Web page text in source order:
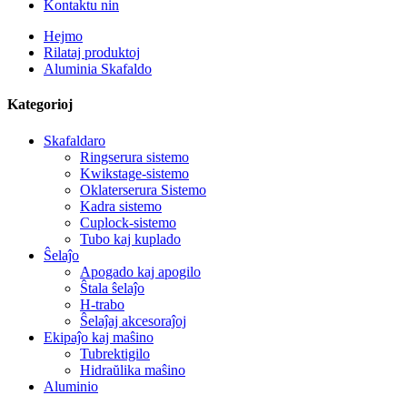
Kontaktu nin
Hejmo
Rilataj produktoj
Aluminia Skafaldo
Kategorioj
Skafaldaro
Ringserura sistemo
Kwikstage-sistemo
Oklaterserura Sistemo
Kadra sistemo
Cuplock-sistemo
Tubo kaj kuplado
Ŝelaĵo
Apogado kaj apogilo
Ŝtala ŝelaĵo
H-trabo
Ŝelaĵaj akcesoraĵoj
Ekipaĵo kaj maŝino
Tubrektigilo
Hidraŭlika maŝino
Aluminio